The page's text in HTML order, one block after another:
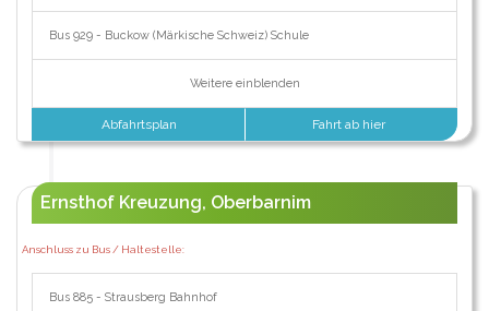
Bus 929 - Buckow (Märkische Schweiz) Schule
Weitere einblenden
Abfahrtsplan Fahrt ab hier
Ernsthof Kreuzung, Oberbarnim
Anschluss zu Bus / Haltestelle:
Bus 885 - Strausberg Bahnhof